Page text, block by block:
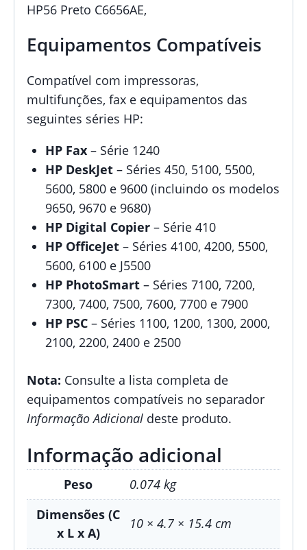
HP56 Preto C6656AE,
Equipamentos Compatíveis
Compatível com impressoras,
multifunções, fax e equipamentos das
seguintes séries HP:
HP Fax – Série 1240
HP DeskJet – Séries 450, 5100, 5500,
5600, 5800 e 9600 (incluindo os modelos
9650, 9670 e 9680)
HP Digital Copier – Série 410
HP OfficeJet – Séries 4100, 4200, 5500,
5600, 6100 e J5500
HP PhotoSmart – Séries 7100, 7200,
7300, 7400, 7500, 7600, 7700 e 7900
HP PSC – Séries 1100, 1200, 1300, 2000,
2100, 2200, 2400 e 2500
Nota: Consulte a lista completa de
equipamentos compatíveis no separador
Informação Adicional deste produto.
Informação adicional
Peso
0.074 kg
Dimensões (C
x L x A)
10 × 4.7 × 15.4 cm